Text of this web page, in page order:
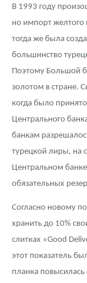
Монеты и жетоны из
Книги по
В 1993 году
но импорт желтого
тогда же была
большинство
Поэтому Большой
золотом в стране.
когда было
Центрального
банкам
турецкой лиры, на
Центральном
обязательных
Согласно новому
хранить до 10%
слитках «Good
этот показатель
планка